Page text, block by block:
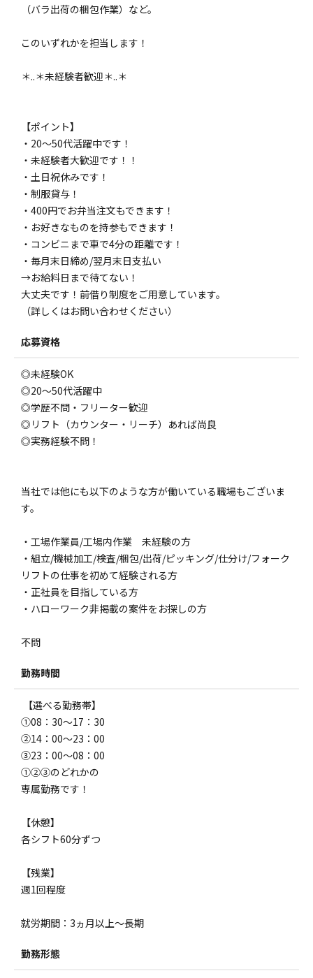
（バラ出荷の梱包作業）など。
このいずれかを担当します！
＊..＊未経験者歓迎＊..＊
【ポイント】
・20～50代活躍中です！
・未経験者大歓迎です！！
・土日祝休みです！
・制服貸与！
・400円でお弁当注文もできます！
・お好きなものを持参もできます！
・コンビニまで車で4分の距離です！
・毎月末日締め/翌月末日支払い
→お給料日まで待てない！
大丈夫です！前借り制度をご用意しています。
（詳しくはお問い合わせください）
応募資格
◎未経験OK
◎20～50代活躍中
◎学歴不問・フリーター歓迎
◎リフト（カウンター・リーチ）あれば尚良
◎実務経験不問！
当社では他にも以下のような方が働いている職場もございま
す。
・工場作業員/工場内作業 未経験の方
・組立/機械加工/検査/梱包/出荷/ピッキング/仕分け/フォーク
リフトの仕事を初めて経験される方
・正社員を目指している方
・ハローワーク非掲載の案件をお探しの方
不問
勤務時間
【選べる勤務帯】
①08：30～17：30
②14：00～23：00
③23：00～08：00
①②③のどれかの
専属勤務です！
【休憩】
各シフト60分ずつ
【残業】
週1回程度
就労期間：3ヵ月以上～長期
勤務形態